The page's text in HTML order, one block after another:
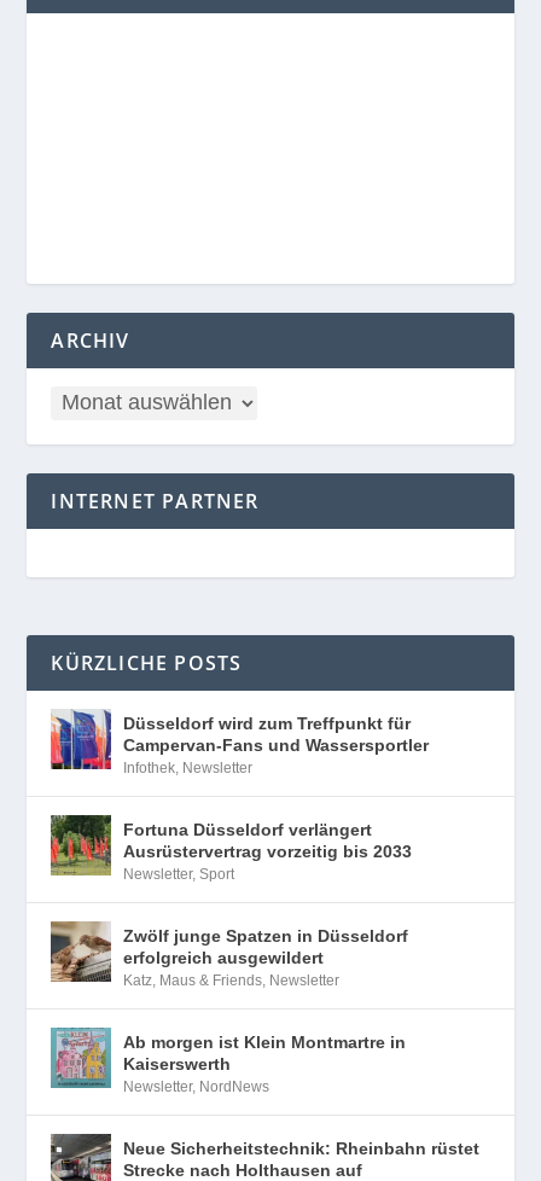
ARCHIV
INTERNET PARTNER
KÜRZLICHE POSTS
Düsseldorf wird zum Treffpunkt für
Campervan-Fans und Wassersportler
Infothek, Newsletter
Fortuna Düsseldorf verlängert
Ausrüstervertrag vorzeitig bis 2033
Newsletter,Sport
Zwölf junge Spatzen in Düsseldorf
erfolgreich ausgewildert
Katz, Maus & Friends, Newsletter
Ab morgen ist Klein Montmartre in
Kaiserswerth
Newsletter, NordNews
Neue Sicherheitstechnik: Rheinbahn rüstet
Strecke nach Holthausen auf